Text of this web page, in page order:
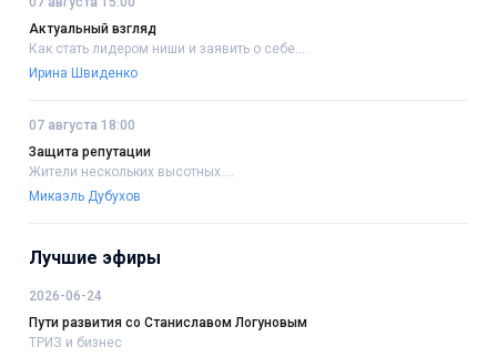
Актуальный взгляд
Как стать лидером ниши и заявить о себе....
Ирина Швиденко
07 августа 18:00
Защита репутации
Жители нескольких высотных....
Микаэль Дубухов
Лучшие эфиры
2026-06-24
Пути развития со Станиславом Логуновым
ТРИЗ и бизнес